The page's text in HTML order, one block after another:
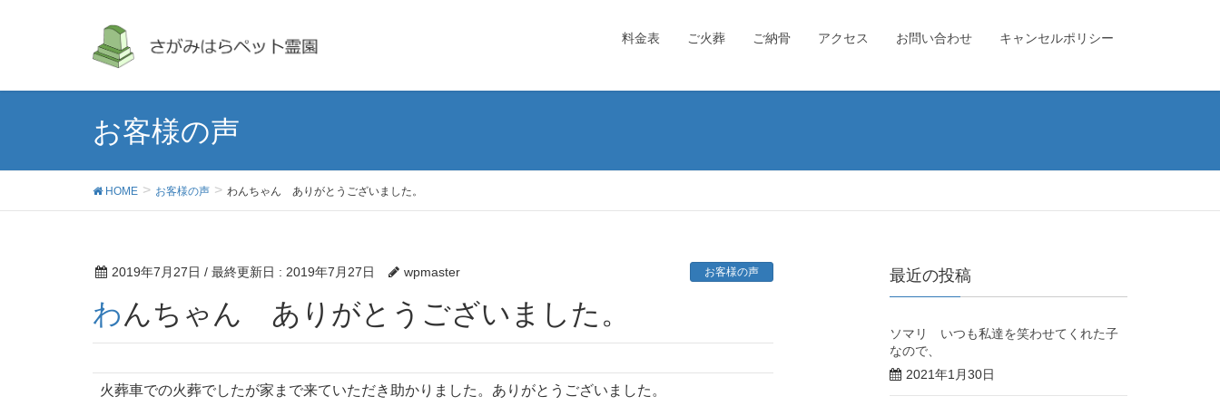
料金表 ご火葬 ご納骨 アクセス お問い合わせ キャンセルポリシー
お客様の声
HOME お客様の声 わんちゃん ありがとうございました。
2019年7月27日 / 最終更新日 : 2019年7月27日 wpmaster お客様の声
わんちゃん ありがとうございました。
火葬車での火葬でしたが家まで来ていただき助かりました。ありがとうございました。
最近の投稿
ソマリ いつも私達を笑わせてくれた子
なので、
2021年1月30日